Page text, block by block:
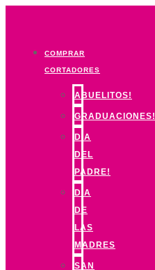
COMPRAR
CORTADORES
ABUELITOS!
GRADUACIONES!
DIA
DEL
PADRE!
DIA
DE
LAS
MADRES
SAN